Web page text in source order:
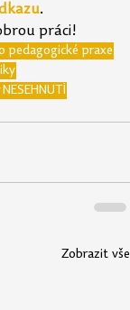
.
práci!
pedagogické praxe
NESEHNUTÍ
Zobrazit vše